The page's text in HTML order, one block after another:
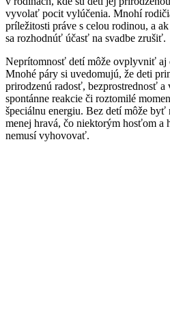
vyvolať pocit vylúčenia. Mnohí
príležitosti práve s celou rodinou, a
sa rozhodnúť účasť na svadbe zrušiť.
Neprítomnosť detí môže ovplyvniť aj
Mnohé páry si uvedomujú, že deti
prirodzenú radosť, bezprostrednosť a
spontánne reakcie či roztomilé
špeciálnu energiu. Bez detí môže byť
menej hravá, čo niektorým hosťom a
nemusí vyhovovať.